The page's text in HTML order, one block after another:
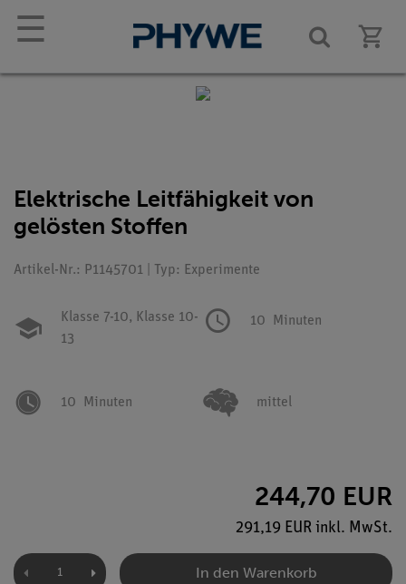
☰
Elektrische Leitfähigkeit von
gelösten Stoffen
Artikel-Nr.: P1145701 | Typ: Experimente
Klasse 7-10, Klasse 10-
13
10 Minuten
10 Minuten mittel
244,70 EUR
291,19 EUR inkl. MwSt.
In den Warenkorb